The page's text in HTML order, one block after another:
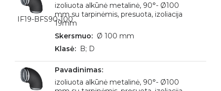
IF19-BFS90-100
izoliuota alkūnė metalinė, 90°- Ø100
mm su tarpinėmis, presuota, izoliacija
19mm
Ø 100 mm
B; D
izoliuota alkūnė metalinė, 90°- Ø100